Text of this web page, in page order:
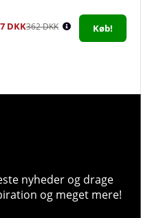
DKK362 DKK Køb!
nyheder og drage
og meget mere!